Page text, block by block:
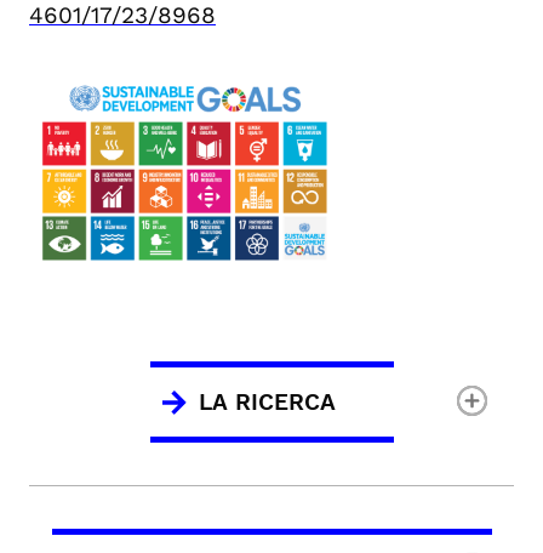
4601/17/23/8968
LA RICERCA